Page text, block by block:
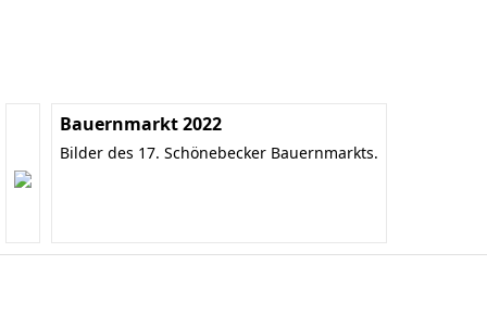
Bauernmarkt 2022
Bilder des 17. Schönebecker Bauernmarkts.